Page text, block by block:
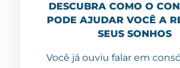
DESCUBRA COMO O
PODE AJUDAR VOCÊ A
SEUS SONHOS
Você já ouviu falar em